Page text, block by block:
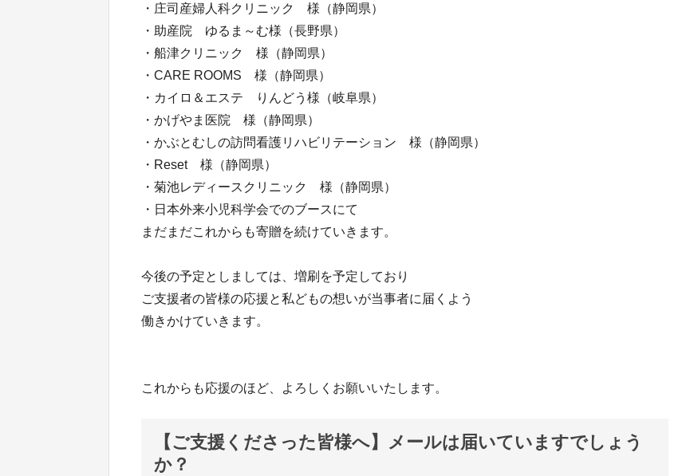
・庄司産婦人科クリニック 様（静岡県）
・助産院 ゆるま～む様（長野県）
・船津クリニック 様（静岡県）
・CARE ROOMS 様（静岡県）
・カイロ＆エステ りんどう様（岐阜県）
・かげやま医院 様（静岡県）
・かぶとむしの訪問看護リハビリテーション 様（静岡県）
・Reset 様（静岡県）
・菊池レディースクリニック 様（静岡県）
・日本外来小児科学会でのブースにて
まだまだこれからも寄贈を続けていきます。
今後の予定としましては、増刷を予定しており
ご支援者の皆様の応援と私どもの想いが当事者に届くよう
働きかけていきます。
これからも応援のほど、よろしくお願いいたします。
【ご支援くださった皆様へ】メールは届いていますでしょう
か？